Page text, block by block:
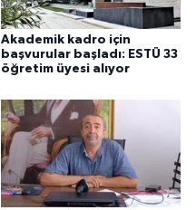
Akademik kadro için
başvurular başladı: ESTÜ 33
öğretim üyesi alıyor